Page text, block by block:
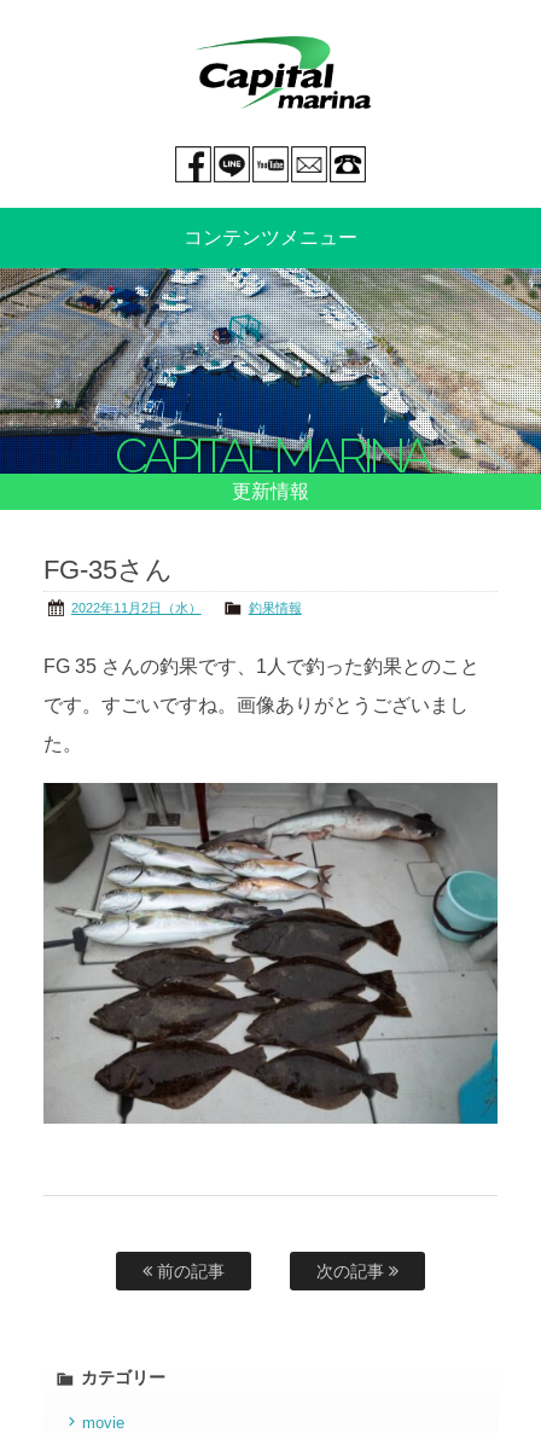
mail
You tube
LINE@
Facebook page
コンテンツメニュー
中古艇情報 新艇情報
船のご売却 整備・特殊艤装
船舶保険 マリーナ情報・料金表
茨城の海
会社概要 リンク
CAPITAL MARINA
更新情報
FG-35さん
2022年11月2日（水） 釣果情報
FG 35 さんの釣果です、1人で釣った釣果とのこと
です。すごいですね。画像ありがとうございまし
た。
前の記事 次の記事
カテゴリー
movie